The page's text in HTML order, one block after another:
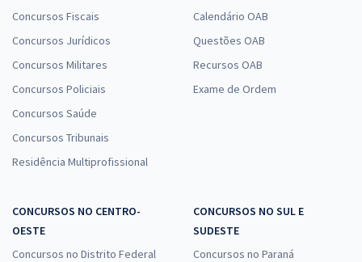
Concursos Fiscais
Concursos Jurídicos
Concursos Militares
Concursos Policiais
Concursos Saúde
Concursos Tribunais
Residência Multiprofissional
Calendário OAB
Questões OAB
Recursos OAB
Exame de Ordem
CONCURSOS NO CENTRO-
OESTE
Concursos no Distrito Federal
CONCURSOS NO SUL E
SUDESTE
Concursos no Paraná